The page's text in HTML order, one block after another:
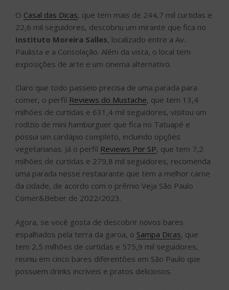
O Casal das Dicas, que tem mais de 244,7 mil curtidas e
22,6 mil seguidores, descobriu um mirante que fica no
Instituto Moreira Salles, localizado entre a Av.
Paulista e a Consolação. Além da vista, o local tem
exposições de arte e um cinema alternativo.
Claro que todo passeio precisa de uma parada para
comer, o perfil Reviews do Mustache, que tem 13,4
milhões de curtidas e 631,4 mil seguidores, visitou um
rodízio de mini hamburguer que fica no Tatuapé e
possui um cardápio completo, incluindo opções
vegetarianas. Já o perfil Reviews Por SP, que tem 7,2
milhões de curtidas e 279,8 mil seguidores, recomenda
uma parada nesse restaurante que tem a melhor carne
da cidade, de acordo com o prêmio Veja São Paulo
Comer&Beber de 2022/2023.
Agora, se você gosta de descobrir novos bares
espalhados pela terra da garoa, o Sampa Dicas, que
tem 2,5 milhões de curtidas e 575,9 mil seguidores,
reuniu em cinco bares diferentões em São Paulo que
possuem drinks incríveis e pratos deliciosos.